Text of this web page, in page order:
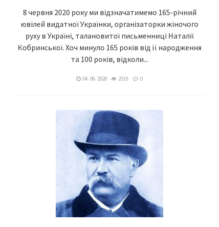
8 червня 2020 року ми відзначатимемо 165-річний
ювілей видатної Українки, організаторки жіночого
руху в Україні, талановитої письменниці Наталії
Кобринської. Хоч минуло 165 років від її народження
та 100 років, відколи...
04. 06. 2020 2519 0